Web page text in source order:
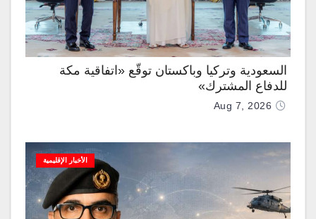
السعودية وتركيا وباكستان توقّع «اتفاقية مكة
للدفاع المشترك»
Aug 7, 2026
الأخبار الإقليمية